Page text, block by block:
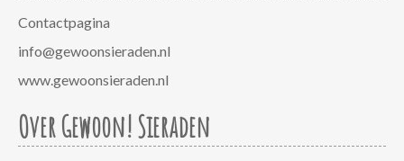
Contactpagina
info@gewoonsieraden.nl
www.gewoonsieraden.nl
Over Gewoon! Sieraden